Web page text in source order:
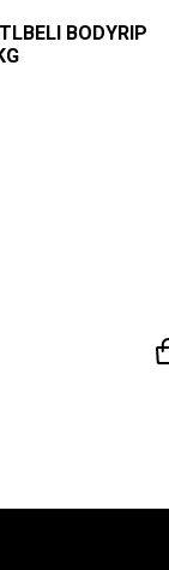
BODYRIP